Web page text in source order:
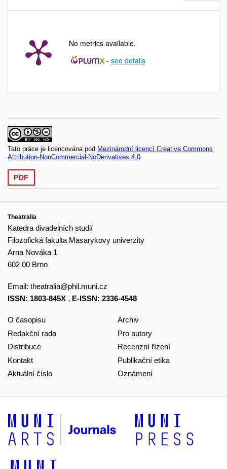
No metrics available.
- see details
Tato práce je licencována pod Mezinárodní licencí Creative Commons
Attribution-NonCommercial-NoDerivatives 4.0
PDF
Theatralia
Katedra divadelních studií
Filozofická fakulta Masarykovy univerzity
Arna Nováka 1
602 00 Brno
Email: theatralia@phil.muni.cz
ISSN: 1803-845X , E-ISSN: 2336-4548
O časopisu
Redakční rada
Distribuce
Kontakt
Aktuální číslo
Archiv
Pro autory
Recenzní řízení
Publikační etika
Oznámení